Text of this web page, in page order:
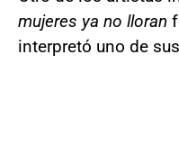
mujeres ya no lloran
interpretó uno de